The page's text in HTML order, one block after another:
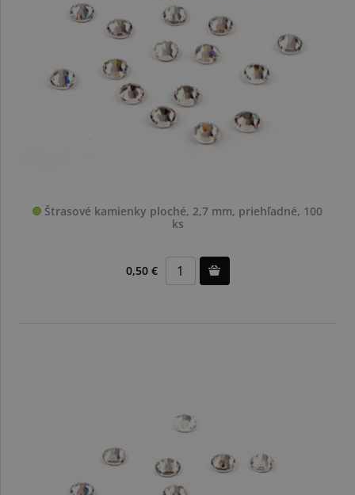
Štrasové kamienky ploché, 2,7 mm, priehľadné, 100
ks
0,50 €